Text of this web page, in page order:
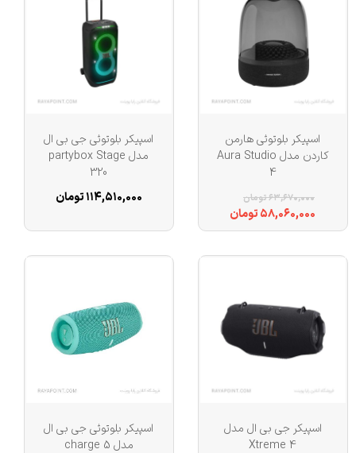
اسپیکر بلوتوثی هارمن
کاردن مدل Aura Studio
4
۶۳,۶۷۰,۰۰۰ تومان
۵۸,۰۶۰,۰۰۰ تومان
اسپیکر بلوتوثی جی بی ال
مدل partybox Stage
320
۱۱۴,۵۱۰,۰۰۰ تومان
اسپیکر جی بی ال مدل
Xtreme 4
اسپیکر بلوتوثی جی بی ال
مدل charge 5